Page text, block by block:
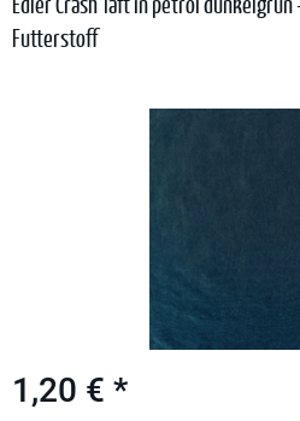
Futterstoff
1,20 € *